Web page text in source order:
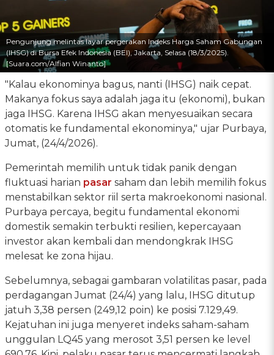
Pengunjung melintas layar pergerakan Indeks Harga Saham Gabungan
(IHSG) di Bursa Efek Indonesia (BEI), Jakarta, Selasa (18/3/2025).
[Suara.com/Alfian Winanto]
"Kalau ekonominya bagus, nanti (IHSG) naik cepat.
Makanya fokus saya adalah jaga itu (ekonomi), bukan
jaga IHSG. Karena IHSG akan menyesuaikan secara
otomatis ke fundamental ekonominya," ujar Purbaya,
Jumat, (24/4/2026).
Pemerintah memilih untuk tidak panik dengan
fluktuasi harian pasar saham dan lebih memilih fokus
menstabilkan sektor riil serta makroekonomi nasional.
Purbaya percaya, begitu fundamental ekonomi
domestik semakin terbukti resilien, kepercayaan
investor akan kembali dan mendongkrak IHSG
melesat ke zona hijau.
Sebelumnya, sebagai gambaran volatilitas pasar, pada
perdagangan Jumat (24/4) yang lalu, IHSG ditutup
jatuh 3,38 persen (249,12 poin) ke posisi 7.129,49.
Kejatuhan ini juga menyeret indeks saham-saham
unggulan LQ45 yang merosot 3,51 persen ke level